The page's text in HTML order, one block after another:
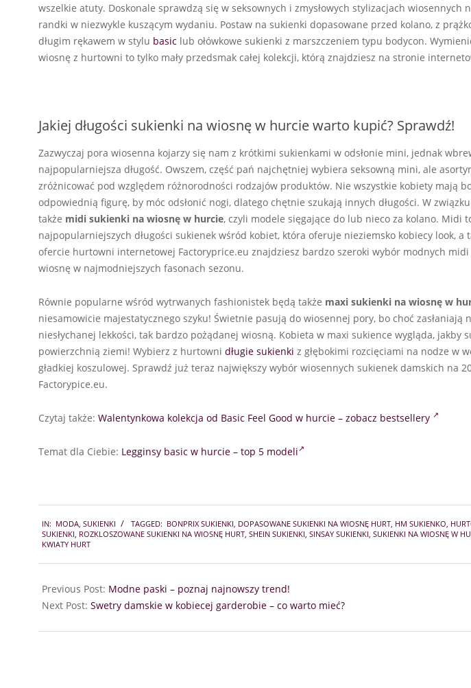
wszelkie atuty. Doskonale sprawdzą się w seksownych i zmysłowych stylizacjach wiosennych
randki w niezwykle kuszącym wydaniu. Postaw na sukienki dopasowane przed kolano, z
długim rękawem w stylu basic lub ołówkowe sukienki z marszczeniem typu bodycon.
wiosnę z hurtowni to tylko mały przedsmak całej kolekcji, którą znajdziesz na stronie
Jakiej długości sukienki na wiosnę w hurcie warto kupić? Sprawdź!
Zazwyczaj pora wiosenna kojarzy się nam z krótkimi sukienkami w odsłonie mini, jednak
najpopularniejsza długość. Owszem, część pań najchętniej wybiera seksowną mini, ale
zróżnicować pod względem różnorodności rodzajów produktów. Nie wszystkie kobiety mają
odpowiednią figurę, by móc odsłonić nogi, dlatego chętnie szukają innych długości. W
także midi sukienki na wiosnę w hurcie, czyli modele sięgające do lub nieco za kolano. Midi
najpopularniejszych długości sukienek wśród kobiet, która oferuje nieziemsko kobiecy look, a
ofercie hurtowni internetowej Factoryprice.eu znajdziesz bardzo szeroki wybór modnych
wiosnę w najmodniejszych fasonach sezonu.
Równie popularne wśród wytrwanych fashionistek będą także maxi sukienki na wiosnę w
niesamowicie majestatycznego szyku! Świetnie pasują do wiosennej pory, bo choć zasłaniają
niesłychanej lekkości, tak bardzo pożądanej wiosną. Kobieta w maxi sukience wygląda, jakby
powierzchnią ziemi! Wybierz z hurtowni długie sukienki z głębokimi rozcięciami na nodze w
gładkiej koszulowej. Sprawdź już teraz największy wybór wiosennych sukienek damskich na
Factorypice.eu.
Czytaj także: Walentynkowa kolekcja od Basic Feel Good w hurcie – zobacz bestsellery
Temat dla Ciebie: Legginsy basic w hurcie – top 5 modeli
01-
12
IN: MODA, SUKIENKI TAGGED: BONPRIX SUKIENKI, DOPASOWANE SUKIENKI NA WIOSNĘ HURT, HM SUKIENKO,
SUKIENKI, ROZKLOSZOWANE SUKIENKI NA WIOSNĘ HURT, SHEIN SUKIENKI, SINSAY SUKIENKI, SUKIENKI NA WIOSNĘ W
KWIATY HURT
Previous Post: Modne paski – poznaj najnowszy trend!
Next Post: Swetry damskie w kobiecej garderobie – co warto mieć?